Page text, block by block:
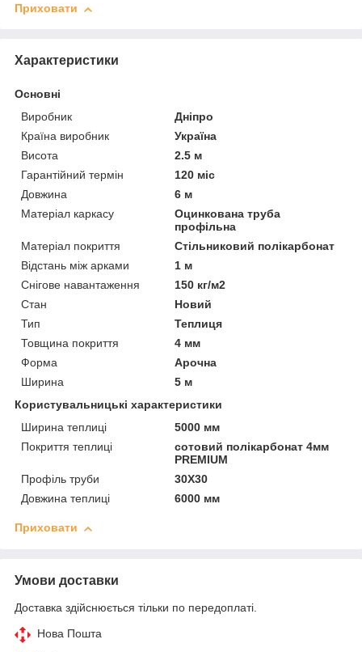
Приховати
Характеристики
Основні
Виробник
Дніпро
Країна виробник
Україна
Висота
2.5 м
Гарантійний термін
120 міс
Довжина
6 м
Матеріал каркасу
Оцинкована труба
профільна
Матеріал покриття
Стільниковий полікарбонат
Відстань між арками
1 м
Снігове навантаження
150 кг/м2
Стан
Новий
Тип
Теплиця
Товщина покриття
4 мм
Форма
Арочна
Ширина
5 м
Користувальницькі характеристики
Ширина теплиці
5000 мм
Покриття теплиці
сотовий полікарбонат 4мм
PREMIUM
Профіль труби
30Х30
Довжина теплиці
6000 мм
Приховати
Умови доставки
Доставка здійснюється тільки по передоплаті.
Нова Пошта